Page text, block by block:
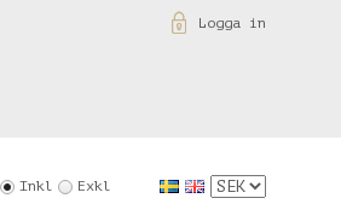
Logga in
Inkl Exkl